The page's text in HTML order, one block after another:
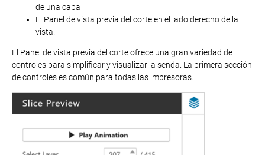
de una capa
El Panel de vista previa del corte en el lado derecho de la
vista.
El Panel de vista previa del corte ofrece una gran variedad de
controles para simplificar y visualizar la senda. La primera sección
de controles es común para todas las impresoras.